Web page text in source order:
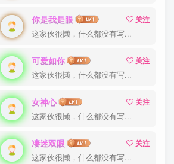
你是我是眼
关注
这家伙很懒，什么都没有写...
可爱如你
关注
这家伙很懒，什么都没有写...
女神心
关注
这家伙很懒，什么都没有写...
凄迷双眼
关注
这家伙很懒，什么都没有写...